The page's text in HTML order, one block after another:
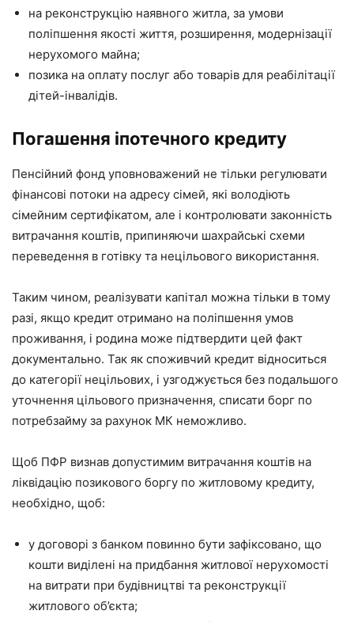
на реконструкцію наявного житла, за умови
поліпшення якості життя, розширення, модернізації
нерухомого майна;
позика на оплату послуг або товарів для реабілітації
дітей-інвалідів.
Погашення іпотечного кредиту
Пенсійний фонд уповноважений не тільки регулювати
фінансові потоки на адресу сімей, які володіють
сімейним сертифікатом, але і контролювати законність
витрачання коштів, припиняючи шахрайські схеми
переведення в готівку та нецільового використання.
Таким чином, реалізувати капітал можна тільки в тому
разі, якщо кредит отримано на поліпшення умов
проживання, і родина може підтвердити цей факт
документально. Так як споживчий кредит відноситься
до категорії нецільових, і узгоджується без подальшого
уточнення цільового призначення, списати борг по
потребзайму за рахунок МК неможливо.
Щоб ПФР визнав допустимим витрачання коштів на
ліквідацію позикового боргу по житловому кредиту,
необхідно, щоб:
у договорі з банком повинно бути зафіксовано, що
кошти виділені на придбання житлової нерухомості
на витрати при будівництві та реконструкції
житлового об’єкта;